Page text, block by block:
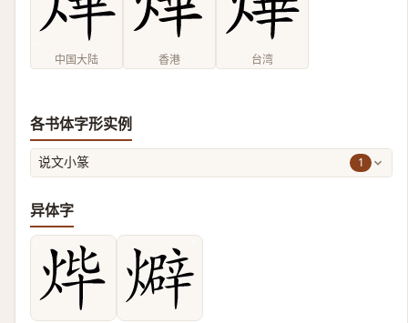
中国大陆 香港 台湾
各书体字形实例
说文小篆 1
异体字